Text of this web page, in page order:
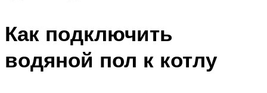
Как подключить
водяной пол к котлу